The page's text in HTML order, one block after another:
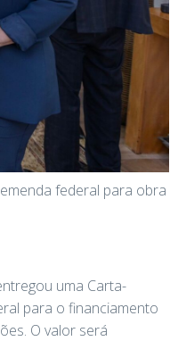
federal para obra
uma Carta-
para o financiamento
O valor será